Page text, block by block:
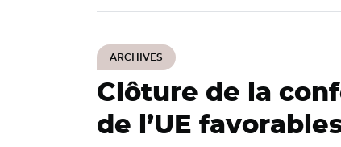
ARCHIVES
Clôture de la
de l’UE